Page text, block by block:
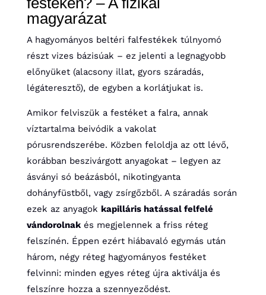
magyarázat
A hagyományos beltéri falfestékek túlnyomó
részt vizes bázisúak – ez jelenti a legnagyobb
előnyüket (alacsony illat, gyors száradás,
légáteresztő), de egyben a korlátjukat is.
Amikor felviszük a festéket a falra, annak
víztartalma beivódik a vakolat
pórusrendszerébe. Közben feloldja az ott lévő,
korábban beszivárgott anyagokat – legyen az
ásványi só beázásból, nikotingyanta
dohányfüstből, vagy zsírgőzből. A száradás során
ezek az anyagok kapilláris hatással felfelé
vándorolnakés megjelennek a friss réteg
felszínén. Éppen ezért hiábavaló egymás után
három, négy réteg hagyományos festéket
felvinni: minden egyes réteg újra aktiválja és
felszínre hozza a szennyeződést.